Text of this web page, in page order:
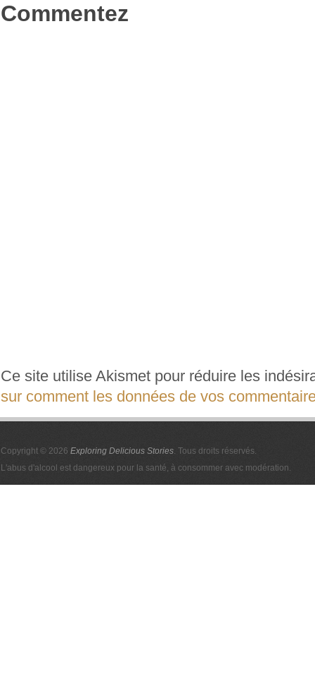
Commentez
Ce site utilise Akismet pour réduire les
sur comment les données de vos
Copyright © 2026 Exploring Delicious Stories. Tous droits réservés.
L'abus d'alcool est dangereux pour la santé, à consommer avec modération.